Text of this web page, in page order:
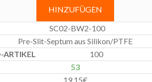
HINZUFÜGEN
SC02-BW2-100
Pre-Slit-Septum aus Silikon/PTFE
100
53
19,15€